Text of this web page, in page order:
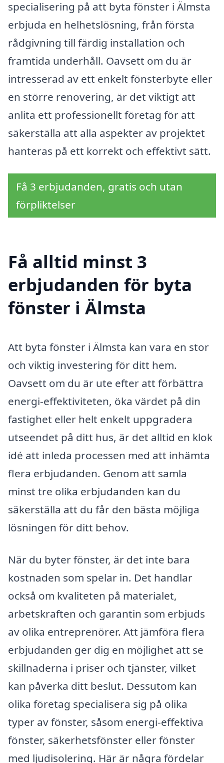
specialisering på att byta fönster i Älmsta
erbjuda en helhetslösning, från första
rådgivning till färdig installation och
framtida underhåll. Oavsett om du är
intresserad av ett enkelt fönsterbyte eller
en större renovering, är det viktigt att
anlita ett professionellt företag för att
säkerställa att alla aspekter av projektet
hanteras på ett korrekt och effektivt sätt.
Få 3 erbjudanden, gratis och utan
förpliktelser
Få alltid minst 3
erbjudanden för byta
fönster i Älmsta
Att byta fönster i Älmsta kan vara en stor
och viktig investering för ditt hem.
Oavsett om du är ute efter att förbättra
energi-effektiviteten, öka värdet på din
fastighet eller helt enkelt uppgradera
utseendet på ditt hus, är det alltid en klok
idé att inleda processen med att inhämta
flera erbjudanden. Genom att samla
minst tre olika erbjudanden kan du
säkerställa att du får den bästa möjliga
lösningen för ditt behov.
När du byter fönster, är det inte bara
kostnaden som spelar in. Det handlar
också om kvaliteten på materialet,
arbetskraften och garantin som erbjuds
av olika entreprenörer. Att jämföra flera
erbjudanden ger dig en möjlighet att se
skillnaderna i priser och tjänster, vilket
kan påverka ditt beslut. Dessutom kan
olika företag specialisera sig på olika
typer av fönster, såsom energi-effektiva
fönster, säkerhetsfönster eller fönster
med ljudisolering. Här är några fördelar